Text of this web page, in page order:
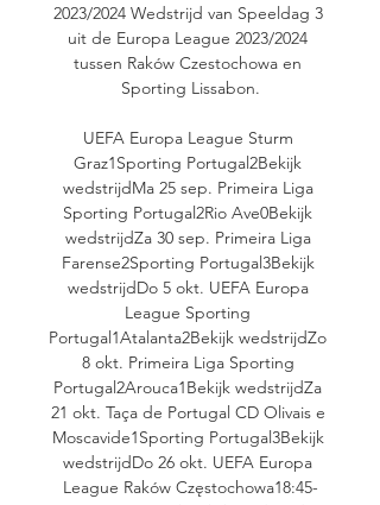
2023/2024 Wedstrijd van Speeldag 3
uit de Europa League 2023/2024
tussen Raków Czestochowa en
Sporting Lissabon.
UEFA Europa League Sturm
Graz1Sporting Portugal2Bekijk
wedstrijdMa 25 sep. Primeira Liga
Sporting Portugal2Rio Ave0Bekijk
wedstrijdZa 30 sep. Primeira Liga
Farense2Sporting Portugal3Bekijk
wedstrijdDo 5 okt. UEFA Europa
League Sporting
Portugal1Atalanta2Bekijk wedstrijdZo
8 okt. Primeira Liga Sporting
Portugal2Arouca1Bekijk wedstrijdZa
21 okt. Taça de Portugal CD Olivais e
Moscavide1Sporting Portugal3Bekijk
wedstrijdDo 26 okt. UEFA Europa
League Raków Częstochowa18:45-